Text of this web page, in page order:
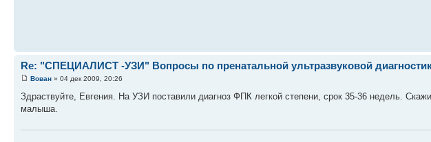
Re: "СПЕЦИАЛИСТ -УЗИ" Вопросы по пренатальной ультразвуковой
Вован » 04 дек 2009, 20:26
Здраствуйте, Евгения. На УЗИ поставили диагноз ФПК легкой степени, срок 35-36 недель.
малыша.